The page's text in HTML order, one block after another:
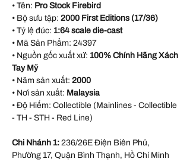
• Tên: Pro Stock Firebird
• Bộ sưu tập: 2000 First Editions (17/36)
• Tỷ lệ đúc: 1:64 scale die-cast
• Mã Sản Phẩm: 24397
• Nguồn gốc xuất xứ: 100% Chính Hãng Xách
Tay Mỹ
• Năm sản xuất: 2000
• Nơi sản xuất: Malaysia
• Độ Hiếm: Collectible (Mainlines - Collectible
- TH - STH - Red Line)
Chi Nhánh 1: 236/26E Điện Biên Phủ,
Phường 17, Quận Bình Thạnh, Hồ Chí Minh